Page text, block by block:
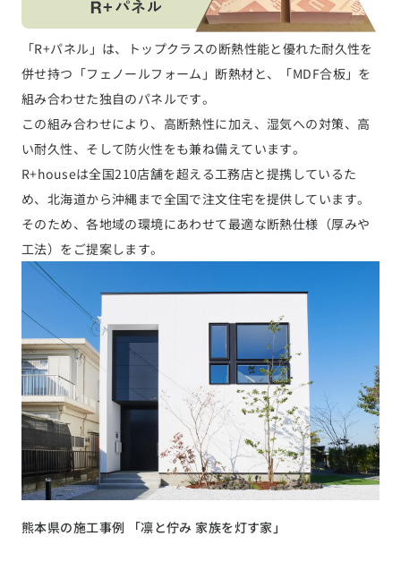
「R+パネル」は、トップクラスの断熱性能と優れた耐久性を
併せ持つ「フェノールフォーム」断熱材と、「MDF合板」を
組み合わせた独自のパネルです。
この組み合わせにより、高断熱性に加え、湿気への対策、高
い耐久性、そして防火性をも兼ね備えています。
R+houseは全国210店舗を超える工務店と提携しているた
め、北海道から沖縄まで全国で注文住宅を提供しています。
そのため、各地域の環境にあわせて最適な断熱仕様（厚みや
工法）をご提案します。
熊本県の施工事例 「凛と佇み 家族を灯す家」